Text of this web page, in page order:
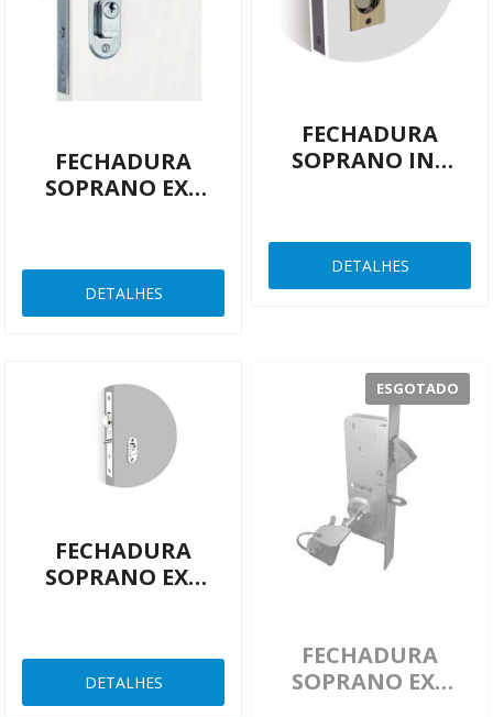
FECHADURA
SOPRANO EXT
DETALHES
FECHADURA
SOPRANO INT
ANTIQUE
DETALHES
FECHADURA
SOPRANO EXT
DETALHES
ESGOTADO
FECHADURA
SOPRANO EXT